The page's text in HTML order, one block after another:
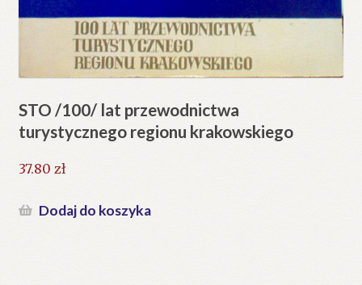
STO /100/ lat przewodnictwa
turystycznego regionu krakowskiego
37.80 zł
Dodaj do koszyka